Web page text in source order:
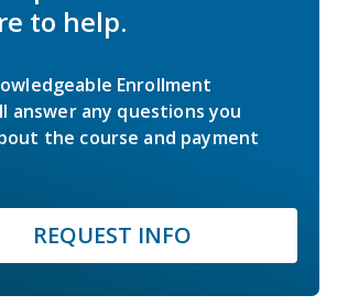
to help.
Enrollment
answer any questions you
the course and payment
REQUEST INFO